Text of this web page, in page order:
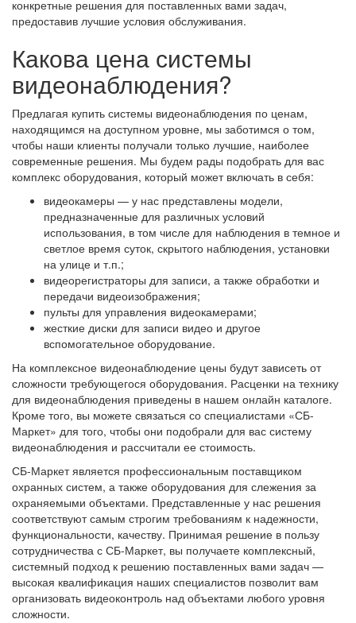
конкретные решения для поставленных вами задач,
предоставив лучшие условия обслуживания.
Какова цена системы
видеонаблюдения?
Предлагая купить системы видеонаблюдения по ценам,
находящимся на доступном уровне, мы заботимся о том,
чтобы наши клиенты получали только лучшие, наиболее
современные решения. Мы будем рады подобрать для вас
комплекс оборудования, который может включать в себя:
видеокамеры — у нас представлены модели,
предназначенные для различных условий
использования, в том числе для наблюдения в темное и
светлое время суток, скрытого наблюдения, установки
на улице и т.п.;
видеорегистраторы для записи, а также обработки и
передачи видеоизображения;
пульты для управления видеокамерами;
жесткие диски для записи видео и другое
вспомогательное оборудование.
На комплексное видеонаблюдение цены будут зависеть от
сложности требующегося оборудования. Расценки на технику
для видеонаблюдения приведены в нашем онлайн каталоге.
Кроме того, вы можете связаться со специалистами «СБ-
Маркет» для того, чтобы они подобрали для вас систему
видеонаблюдения и рассчитали ее стоимость.
СБ-Маркет является профессиональным поставщиком
охранных систем, а также оборудования для слежения за
охраняемыми объектами. Представленные у нас решения
соответствуют самым строгим требованиям к надежности,
функциональности, качеству. Принимая решение в пользу
сотрудничества с СБ-Маркет, вы получаете комплексный,
системный подход к решению поставленных вами задач —
высокая квалификация наших специалистов позволит вам
организовать видеоконтроль над объектами любого уровня
сложности.